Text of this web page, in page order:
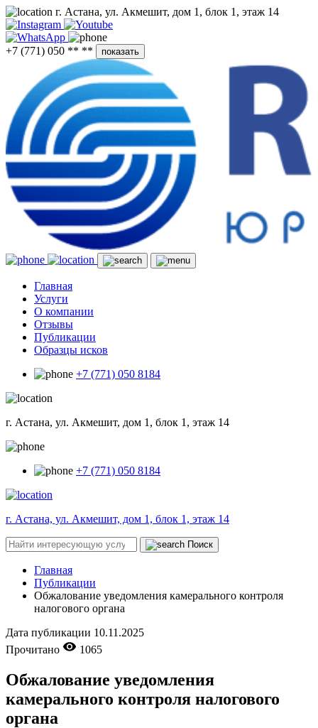
г. Астана, ул. Акмешит, дом 1, блок 1, этаж 14
+7 (771) 050 ** ** показать
Главная
Услуги
О компании
Отзывы
Публикации
Образцы исков
+7 (771) 050 8184
г. Астана, ул. Акмешит, дом 1, блок 1, этаж 14
+7 (771) 050 8184
г. Астана, ул. Акмешит, дом 1, блок 1, этаж 14
Поиск
Главная
Публикации
Обжалование уведомления камерального контроля
налогового органа
Дата публикации 10.11.2025
Прочитано
1065
Обжалование уведомления
камерального контроля налогового
органа